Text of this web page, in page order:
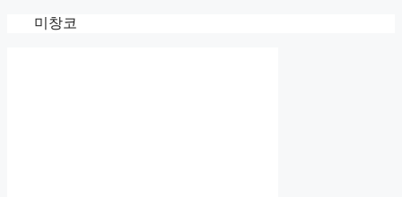
미창코